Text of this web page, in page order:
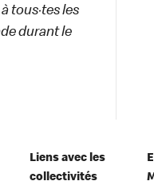
tous·tes les
durant le
Liens avec les
collectivités